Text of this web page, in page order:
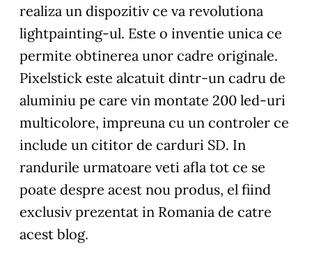
realiza un dispozitiv ce va revolutiona
lightpainting-ul. Este o inventie unica ce
permite obtinerea unor cadre originale.
Pixelstick este alcatuit dintr-un cadru de
aluminiu pe care vin montate 200 led-uri
multicolore, impreuna cu un controler ce
include un cititor de carduri SD. In
randurile urmatoare veti afla tot ce se
poate despre acest nou produs, el fiind
exclusiv prezentat in Romania de catre
acest blog.